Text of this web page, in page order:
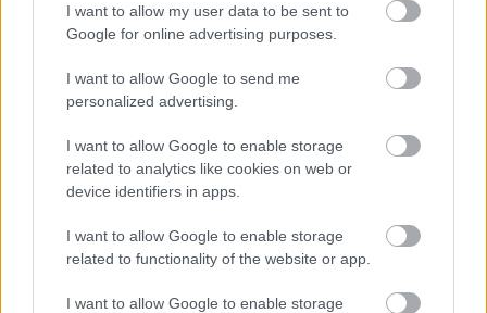
I want to allow my user data to be sent to
Google for online advertising purposes.
I want to allow Google to send me
personalized advertising.
I want to allow Google to enable storage
related to analytics like cookies on web or
device identifiers in apps.
I want to allow Google to enable storage
related to functionality of the website or app.
I want to allow Google to enable storage
GLAMOUR-
NAPOK
CSOMAG
2490 Ft
GLAMOUR
BOOK
USZ
2990 Ft
GLAMOUR
PINK
9990 Ft